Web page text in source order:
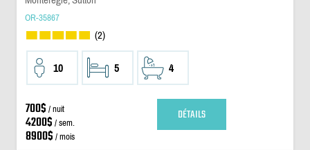
OR-35867
(2)
10 5 4
700$ / nuit
4200$ / sem.
8900$ / mois
DÉTAILS